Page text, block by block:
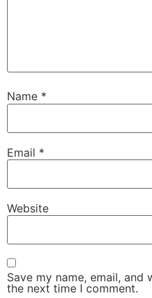
Name *
Email *
Website
Save my name, email,
the next time I comment.